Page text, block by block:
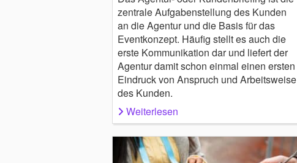
zentrale Aufgabenstellung des Kunden
an die Agentur und die Basis für das
Eventkonzept. Häufig stellt es auch die
erste Kommunikation dar und liefert der
Agentur damit schon einmal einen ersten
Eindruck von Anspruch und Arbeitsweise
des Kunden.
Weiterlesen